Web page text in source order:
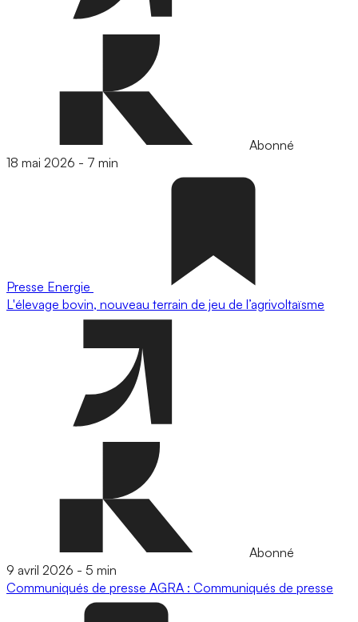
Abonné
18 mai 2026 - 7 min
Presse Energie
L'élevage bovin, nouveau terrain de jeu de l’agrivoltaïsme
Abonné
9 avril 2026 - 5 min
Communiqués de presse AGRA : Communiqués de presse